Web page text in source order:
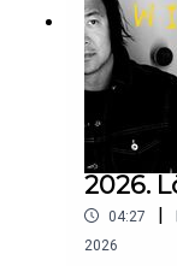
2026.
04:27 |
2026